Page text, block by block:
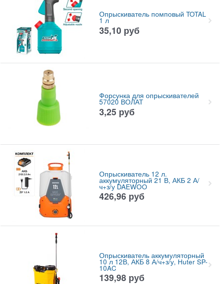
Опрыскиватель помповый TOTAL
1 л
35,10 руб
Форсунка для опрыскивателей
57020 ВОЛАТ
3,25 руб
Опрыскиватель 12 л.
аккумуляторный 21 В, АКБ 2 А/
ч+з/у DAEWOO
426,96 руб
Опрыскиватель аккумуляторный
10 л 12В, АКБ 8 А/ч+з/у, Huter SP-
10AC
139,98 руб